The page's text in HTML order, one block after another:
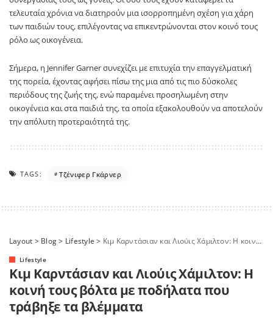
τελευταία χρόνια να διατηρούν μια ισορροπημένη σχέση για χάρη
των παιδιών τους, επιλέγοντας να επικεντρώνονται στον κοινό τους
ρόλο ως οικογένεια.
Σήμερα, η Jennifer Garner συνεχίζει με επιτυχία την επαγγελματική
της πορεία, έχοντας αφήσει πίσω της μια από τις πιο δύσκολες
περιόδους της ζωής της, ενώ παραμένει προσηλωμένη στην
οικογένεια και στα παιδιά της, τα οποία εξακολουθούν να αποτελούν
την απόλυτη προτεραιότητά της.
TAGS: Tζένιφερ Γκάρνερ
Layout > Blog> Lifestyle > Κιμ Καρντάσιαν και Λιούις Χάμιλτον: Η κοινή τους βόλτα με ποδήλατα που τράβηξε τα βλέμματα
Lifestyle
Κιμ Καρντάσιαν και Λιούις Χάμιλτον: Η
κοινή τους βόλτα με ποδήλατα που
τράβηξε τα βλέμματα